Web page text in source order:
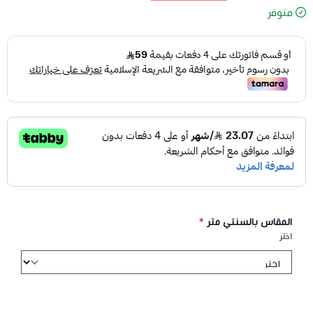
متوفر
المقاس بالسنتي متر *
اختر